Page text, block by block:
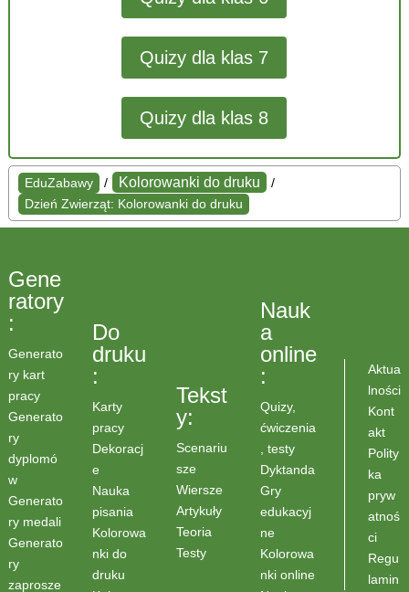
Quizy dla klas 7
Quizy dla klas 8
EduZabawy / Kolorowanki do druku
/
Dzień Zwierząt: Kolorowanki do druku
Gene
ratory
:
Generato
ry kart
pracy
Generato
ry
dyplomó
w
Generato
ry medali
Generato
ry
zaprosze
Do
druku
:
Karty
pracy
Dekoracj
e
Nauka
pisania
Kolorowa
nki do
druku
Tekst
y:
Scenariu
sze
Wiersze
Artykuły
Teoria
Testy
Nauk
a
online
:
Quizy,
ćwiczenia
, testy
Dyktanda
Gry
edukacyj
ne
Kolorowa
nki online
Aktua
lności
Kont
akt
Polity
ka
pryw
atnoś
ci
Regu
lamin